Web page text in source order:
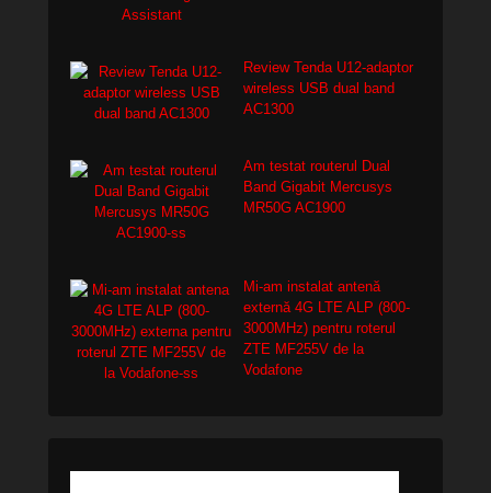
Review Tenda U12-adaptor
wireless USB dual band
AC1300
Am testat routerul Dual
Band Gigabit Mercusys
MR50G AC1900
Mi-am instalat antenă
externă 4G LTE ALP (800-
3000MHz) pentru roterul
ZTE MF255V de la
Vodafone